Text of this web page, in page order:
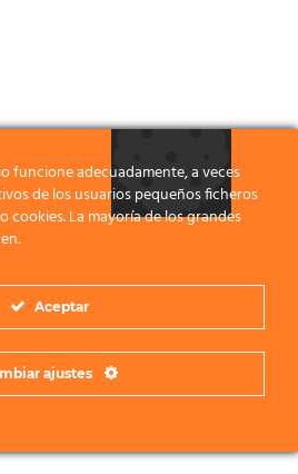
funcione adecuadamente, a veces
de los usuarios pequeños ficheros
cookies. La mayoría de los grandes
Aceptar
ajustes